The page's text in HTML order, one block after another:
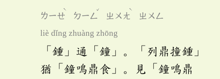
ㄌㄧㄝ
ˋ
ㄉㄧㄥ
ˇ
ㄓㄨㄤ
ˋ
ㄓㄨㄥ
liè dǐng zhuàng zhōng
「鍾」通「鐘」。「列鼎撞鍾」
猶「鐘鳴鼎食」。見「鐘鳴鼎